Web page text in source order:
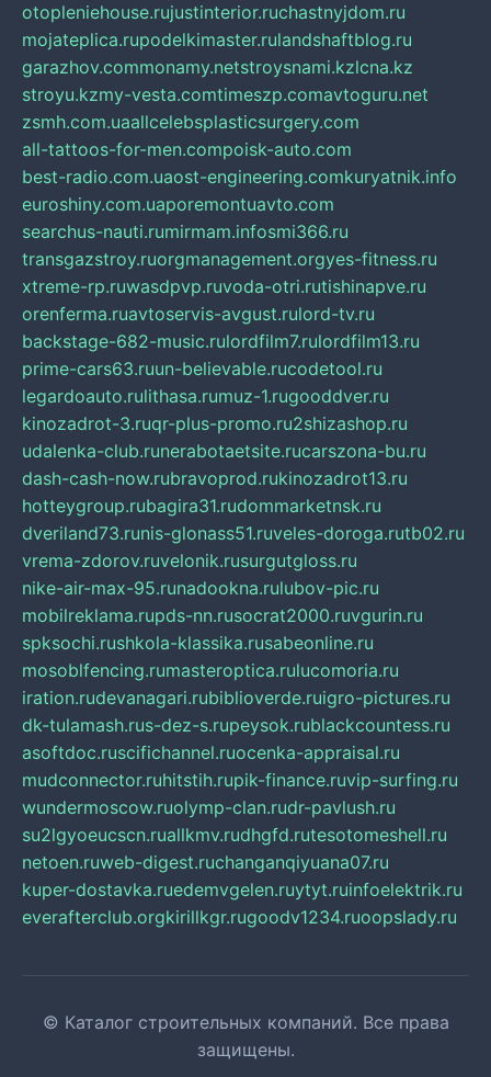
otopleniehouse.rujustinterior.ruchastnyjdom.ru
mojateplica.rupodelkimaster.rulandshaftblog.ru
garazhov.commonamy.netstroysnami.kzlcna.kz
stroyu.kzmy-vesta.comtimeszp.comavtoguru.net
zsmh.com.uaallcelebsplasticsurgery.com
all-tattoos-for-men.compoisk-auto.com
best-radio.com.uaost-engineering.comkuryatnik.info
euroshiny.com.uaporemontuavto.com
searchus-nauti.rumirmam.infosmi366.ru
transgazstroy.ruorgmanagement.orgyes-fitness.ru
xtreme-rp.ruwasdpvp.ruvoda-otri.rutishinapve.ru
orenferma.ruavtoservis-avgust.rulord-tv.ru
backstage-682-music.rulordfilm7.rulordfilm13.ru
prime-cars63.ruun-believable.rucodetool.ru
legardoauto.rulithasa.rumuz-1.rugooddver.ru
kinozadrot-3.ruqr-plus-promo.ru2shizashop.ru
udalenka-club.runerabotaetsite.rucarszona-bu.ru
dash-cash-now.rubravoprod.rukinozadrot13.ru
hotteygroup.rubagira31.rudommarketnsk.ru
dveriland73.runis-glonass51.ruveles-doroga.rutb02.ru
vrema-zdorov.ruvelonik.rusurgutgloss.ru
nike-air-max-95.runadookna.rulubov-pic.ru
mobilreklama.rupds-nn.rusocrat2000.ruvgurin.ru
spksochi.rushkola-klassika.rusabeonline.ru
mosoblfencing.rumasteroptica.rulucomoria.ru
iration.rudevanagari.rubiblioverde.ruigro-pictures.ru
dk-tulamash.rus-dez-s.rupeysok.rublackcountess.ru
asoftdoc.ruscifichannel.ruocenka-appraisal.ru
mudconnector.ruhitstih.rupik-finance.ruvip-surfing.ru
wundermoscow.ruolymp-clan.rudr-pavlush.ru
su2lgyoeucscn.ruallkmv.rudhgfd.rutesotomeshell.ru
netoen.ruweb-digest.ruchanganqiyuana07.ru
kuper-dostavka.ruedemvgelen.ruytyt.ruinfoelektrik.ru
everafterclub.orgkirillkgr.rugoodv1234.ruoopslady.ru
© Каталог строительных компаний. Все права
защищены.